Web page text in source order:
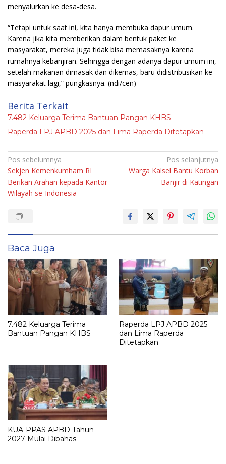
menyalurkan ke desa-desa.
“Tetapi untuk saat ini, kita hanya membuka dapur umum.
Karena jika kita memberikan dalam bentuk paket ke
masyarakat, mereka juga tidak bisa memasaknya karena
rumahnya kebanjiran. Sehingga dengan adanya dapur umum ini,
setelah makanan dimasak dan dikemas, baru didistribusikan ke
masyarakat lagi,” pungkasnya. (ndi/cen)
Berita Terkait
7.482 Keluarga Terima Bantuan Pangan KHBS
Raperda LPJ APBD 2025 dan Lima Raperda Ditetapkan
Navigasi
pos
Pos sebelumnya
Sekjen Kemenkumham RI
Berikan Arahan kepada Kantor
Wilayah se-Indonesia
Pos selanjutnya
Warga Kalsel Bantu Korban
Banjir di Katingan
Baca Juga
7.482 Keluarga Terima
Bantuan Pangan KHBS
Raperda LPJ APBD 2025
dan Lima Raperda
Ditetapkan
KUA-PPAS APBD Tahun
2027 Mulai Dibahas